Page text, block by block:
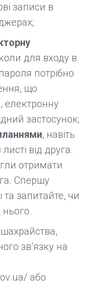
записи в
для входу в
потрібно
що
електронну
застосунок;
, навіть
від друга.
отримати
Спершу
та запитайте, чи
нього.
зв’язку на
або